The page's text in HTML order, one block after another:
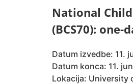
National
(BCS70):
Datum izvedbe: 11.
Datum konca: 11.
Lokacija: University